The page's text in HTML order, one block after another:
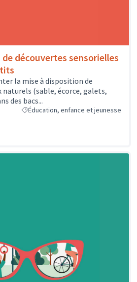
de découvertes sensorielles
la mise à disposition de
(sable, écorce, galets,
des bacs...
Éducation, enfance et jeunesse